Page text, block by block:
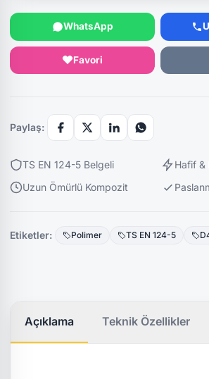
WhatsApp
Favori
Paylaş:
TS EN 124-5 Belgeli
Hafif &
Uzun Ömürlü Kompozit
Etiketler: Polimer TS EN 124-5
Açıklama Teknik Özellikler